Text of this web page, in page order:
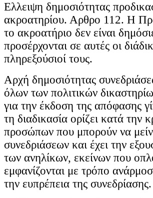
Ελλειψη δημοσιότητας
ακροατηρίου. Αρθρο 112. Η
το ακροατήριο δεν είναι
προσέρχονται σε αυτές οι
πληρεξούσιοί τους.
Αρχή δημοσιότητας
όλων των πολιτικών
για την έκδοση της απόφασης
τη διαδικασία ορίζει κατά την
προσώπων που μπορούν να
συνεδριάσεων και έχει την
των ανηλίκων, εκείνων που
εμφανίζονται με τρόπο
την ευπρέπεια της συνεδρίασης.